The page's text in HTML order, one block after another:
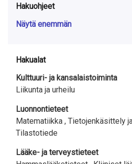
Hakuohjeet
Näytä enemmän
Hakualat
Kulttuuri- ja kansalaistoiminta
Liikunta ja urheilu
Luonnontieteet
Matematiikka , Tietojenkäsittely
Tilastotiede
Lääke- ja terveystieteet